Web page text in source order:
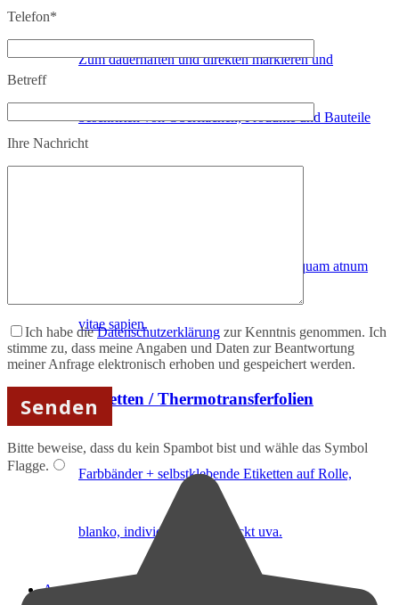
Zum dauerhaften und direkten markieren und
beschriften von Oberflächen, Produkte und Bauteile
Etiam rhoncus, maecenas rhoncus sem quam atnum
vitae sapien.
Etiketten / Thermotransferfolien
Farbbänder + selbstklebende Etiketten auf Rolle,
blanko, individuell vorgedruckt uva.
Automation
Telefon*
Betreff
Ihre Nachricht
Ich habe dieDatenschutzerklärung zur Kenntnis genommen. Ich
stimme zu, dass meine Angaben und Daten zur Beantwortung
meiner Anfrage elektronisch erhoben und gespeichert werden.
Bitte beweise, dass du kein Spambot bist und wähle das Symbol
Flagge.